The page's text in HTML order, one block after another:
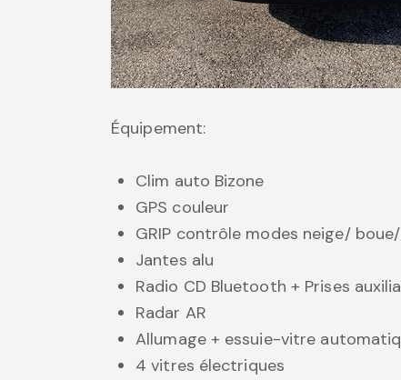
Équipement:
Clim auto Bizone
GPS couleur
GRIP contrôle modes neige/
Jantes alu
Radio CD Bluetooth + Prises
Radar AR
Allumage + essuie-vitre
4 vitres électriques